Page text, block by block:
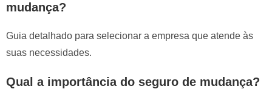
mudança?
Guia detalhado para selecionar a empresa que atende às
suas necessidades.
Qual a importância do seguro de mudança?